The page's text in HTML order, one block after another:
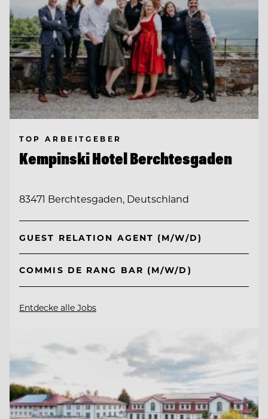
TOP ARBEITGEBER
Kempinski Hotel Berchtesgaden
83471 Berchtesgaden, Deutschland
GUEST RELATION AGENT (M/W/D)
COMMIS DE RANG BAR (M/W/D)
Entdecke alle Jobs